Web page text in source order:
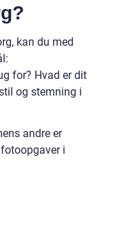
kan du med
for? Hvad er dit
og stemning i
andre er
i